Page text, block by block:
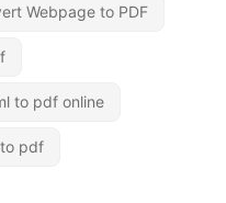
Webpage to PDF
to pdf online
pdf